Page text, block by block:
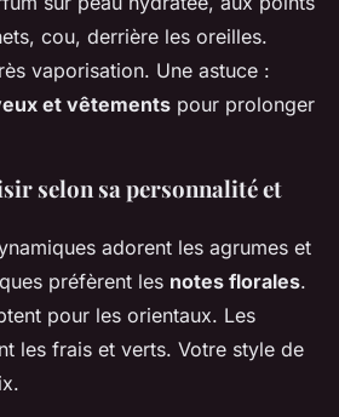
cou, derrière les oreilles.
vaporisation. Une astuce :
et vêtements pour prolonger
selon sa personnalité et
adorent les agrumes et
préfèrent les notes florales.
pour les orientaux. Les
les frais et verts. Votre style de